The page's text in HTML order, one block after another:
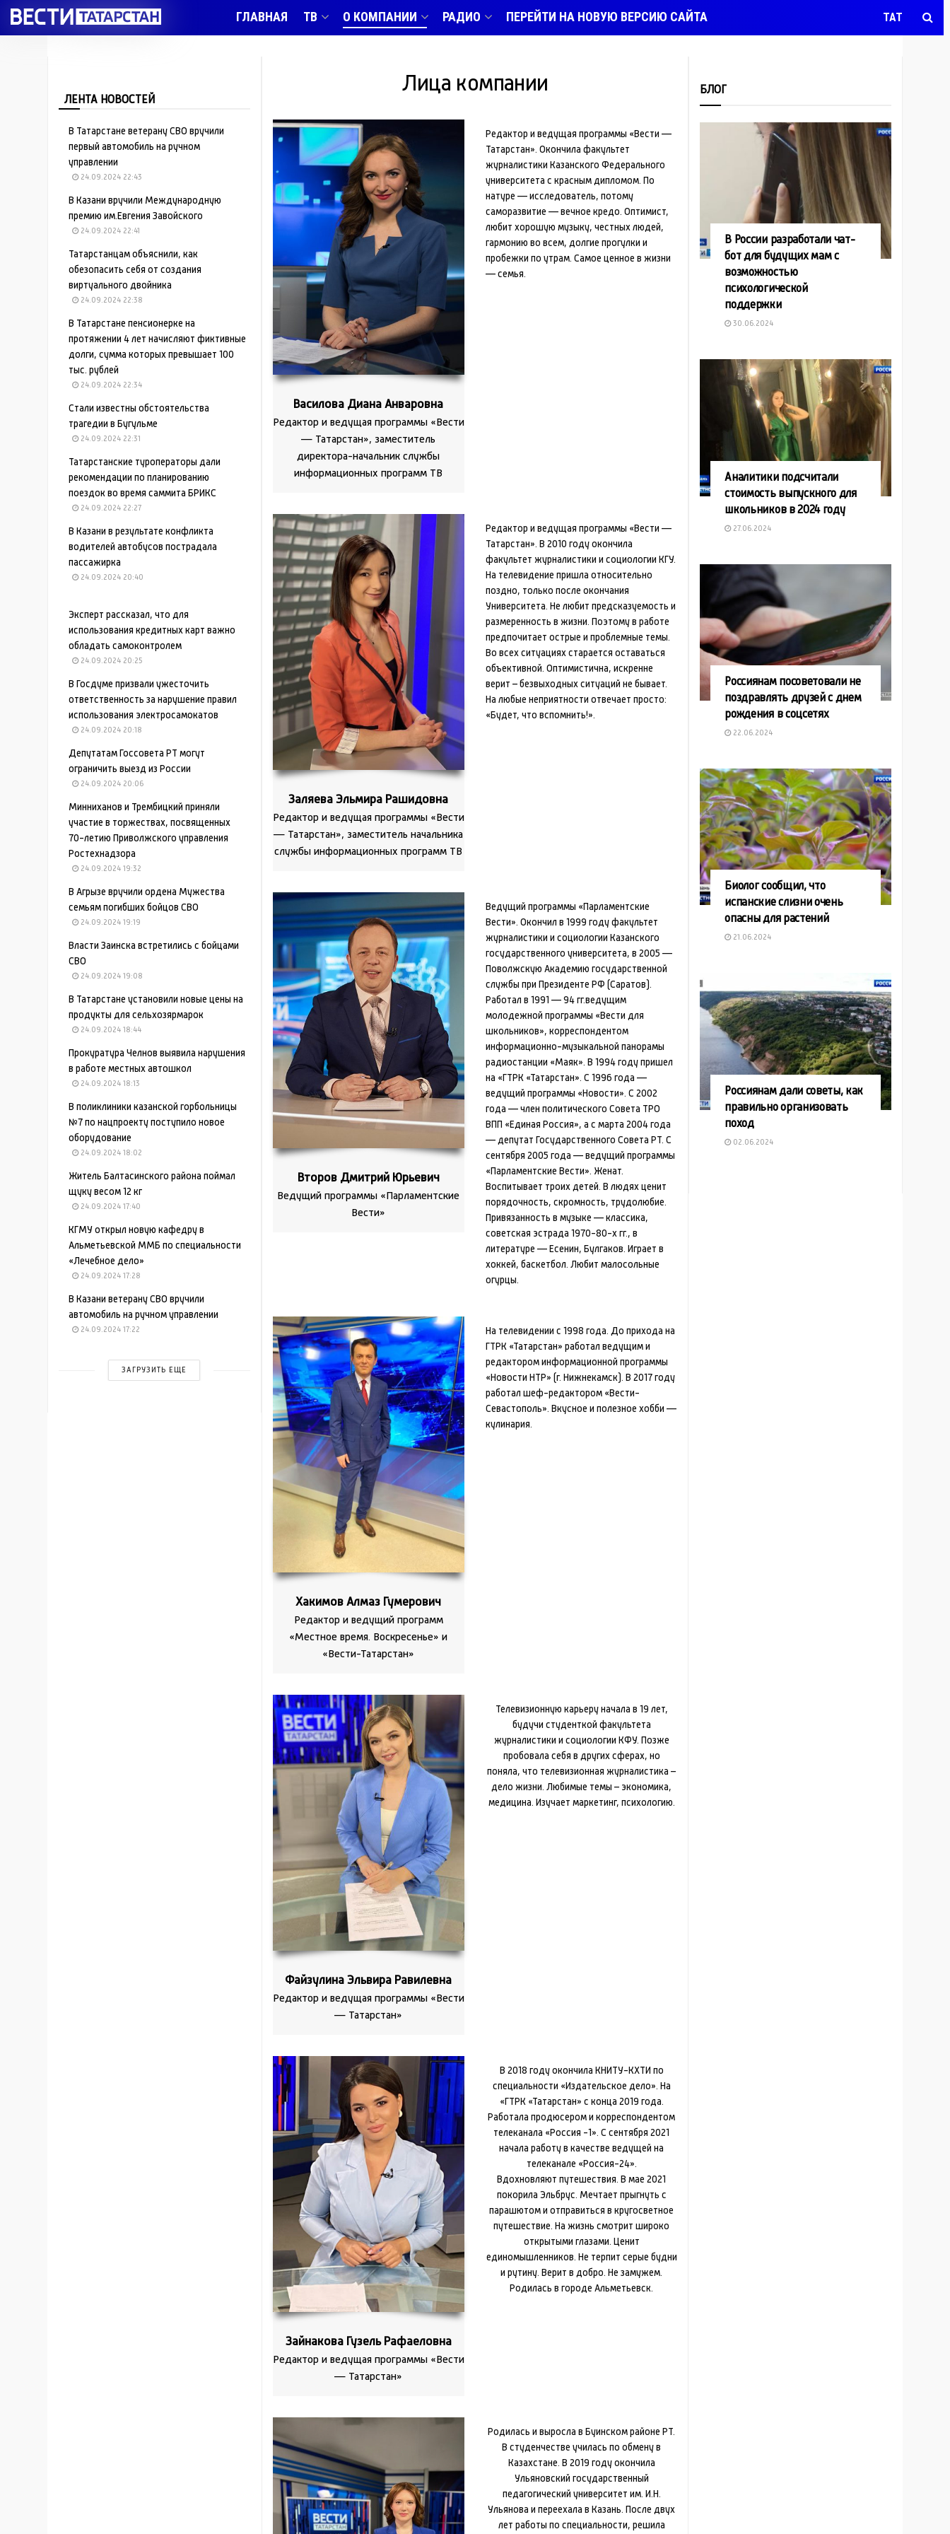
ГЛАВНАЯ ТВ О КОМПАНИИ РАДИО ПЕРЕЙТИ НА НОВУЮ ВЕРСИЮ САЙТА ТАТ
ЛЕНТА НОВОСТЕЙ
В Татарстане ветерану СВО вручили
первый автомобиль на ручном
управлении
24.09.2024 22:43
В Казани вручили Международную
премию им.Евгения Завойского
24.09.2024 22:41
Татарстанцам объяснили, как
обезопасить себя от создания
виртуального двойника
24.09.2024 22:38
В Татарстане пенсионерке на
протяжении 4 лет начисляют фиктивные
долги, сумма которых превышает 100
тыс. рублей
24.09.2024 22:34
Стали известны обстоятельства
трагедии в Бугульме
24.09.2024 22:31
Татарстанские туроператоры дали
рекомендации по планированию
поездок во время саммита БРИКС
24.09.2024 22:27
В Казани в результате конфликта
водителей автобусов пострадала
пассажирка
24.09.2024 20:40
Эксперт рассказал, что для
использования кредитных карт важно
обладать самоконтролем
24.09.2024 20:25
В Госдуме призвали ужесточить
ответственность за нарушение правил
использования электросамокатов
24.09.2024 20:18
Депутатам Госсовета РТ могут
ограничить выезд из России
24.09.2024 20:06
Минниханов и Трембицкий приняли
участие в торжествах, посвященных
70-летию Приволжского управления
Ростехнадзора
24.09.2024 19:32
В Агрызе вручили ордена Мужества
семьям погибших бойцов СВО
24.09.2024 19:19
Власти Заинска встретились с бойцами
СВО
24.09.2024 19:08
В Татарстане установили новые цены на
продукты для сельхозярмарок
24.09.2024 18:44
Прокуратура Челнов выявила нарушения
в работе местных автошкол
24.09.2024 18:13
В поликлиники казанской горбольницы
№7 по нацпроекту поступило новое
оборудование
24.09.2024 18:02
Житель Балтасинского района поймал
щуку весом 12 кг
24.09.2024 17:40
КГМУ открыл новую кафедру в
Альметьевской ММБ по специальности
«Лечебное дело»
24.09.2024 17:28
В Казани ветерану СВО вручили
автомобиль на ручном управлении
24.09.2024 17:22
ЗАГРУЗИТЬ ЕЩЕ
Лица компании
Василова Диана Анваровна
Редактор и ведущая программы «Вести
— Татарстан», заместитель
директора-начальник службы
информационных программ ТВ
Редактор и ведущая программы «Вести —
Татарстан». Окончила факультет
журналистики Казанского Федерального
университета с красным дипломом. По
натуре — исследователь, потому
саморазвитие — вечное кредо. Оптимист,
любит хорошую музыку, честных людей,
гармонию во всем, долгие прогулки и
пробежки по утрам. Самое ценное в жизни
— семья.
Заляева Эльмира Рашидовна
Редактор и ведущая программы «Вести
— Татарстан», заместитель начальника
службы информационных программ ТВ
Редактор и ведущая программы «Вести —
Татарстан». В 2010 году окончила
факультет журналистики и социологии КГУ.
На телевидение пришла относительно
поздно, только после окончания
Университета. Не любит предсказуемость и
размеренность в жизни. Поэтому в работе
предпочитает острые и проблемные темы.
Во всех ситуациях старается оставаться
объективной. Оптимистична, искренне
верит – безвыходных ситуаций не бывает.
На любые неприятности отвечает просто:
«Будет, что вспомнить!».
Второв Дмитрий Юрьевич
Ведущий программы «Парламентские
Вести»
Ведущий программы «Парламентские
Вести». Окончил в 1999 году факультет
журналистики и социологии Казанского
государственного университета, в 2005 —
Поволжскую Академию государственной
службы при Президенте РФ (Саратов).
Работал в 1991 — 94 гг.ведущим
молодежной программы «Вести для
школьников», корреспондентом
информационно-музыкальной панорамы
радиостанции «Маяк». В 1994 году пришел
на «ГТРК «Татарстан». С 1996 года —
ведущий программы «Новости». С 2002
года — член политического Совета ТРО
ВПП «Единая Россия», а с марта 2004 года
— депутат Государственного Совета РТ. С
сентября 2005 года — ведущий программы
«Парламентские Вести». Женат.
Воспитывает троих детей. В людях ценит
порядочность, скромность, трудолюбие.
Привязанность в музыке — классика,
советская эстрада 1970-80-х гг., в
литературе — Есенин, Булгаков. Играет в
хоккей, баскетбол. Любит малосольные
огурцы.
Хакимов Алмаз Гумерович
Редактор и ведущий программ
«Местное время. Воскресенье» и
«Вести-Татарстан»
На телевидении с 1998 года. До прихода на
ГТРК «Татарстан» работал ведущим и
редактором информационной программы
«Новости НТР» (г. Нижнекамск). В 2017 году
работал шеф-редактором «Вести-
Севастополь». Вкусное и полезное хобби —
кулинария.
Файзулина Эльвира Равилевна
Редактор и ведущая программы «Вести
— Татарстан»
Телевизионную карьеру начала в 19 лет,
будучи студенткой факультета
журналистики и социологии КФУ. Позже
пробовала себя в других сферах, но
поняла, что телевизионная журналистика –
дело жизни. Любимые темы – экономика,
медицина. Изучает маркетинг, психологию.
Зайнакова Гузель Рафаеловна
Редактор и ведущая программы «Вести
— Татарстан»
В 2018 году окончила КНИТУ-КХТИ по
специальности «Издательское дело». На
«ГТРК «Татарстан» с конца 2019 года.
Работала продюсером и корреспондентом
телеканала «Россия -1». С сентября 2021
начала работу в качестве ведущей на
телеканале «Россия-24».
Вдохновляют путешествия. В мае 2021
покорила Эльбрус. Мечтает прыгнуть с
парашютом и отправиться в кругосветное
путешествие. На жизнь смотрит широко
открытыми глазами. Ценит
единомышленников. Не терпит серые будни
и рутину. Верит в добро. Не замужем.
Родилась в городе Альметьевск.
Родилась и выросла в Буинском районе РТ.
В студенчестве училась по обмену в
Казахстане. В 2019 году окончила
Ульяновский государственный
педагогический университет им. И.Н.
Ульянова и переехала в Казань. После двух
лет работы по специальности, решила
БЛОГ
В России разработали чат-
бот для будущих мам с
возможностью
психологической
поддержки
30.06.2024
Аналитики подсчитали
стоимость выпускного для
школьников в 2024 году
27.06.2024
Россиянам посоветовали не
поздравлять друзей с днем
рождения в соцсетях
22.06.2024
Биолог сообщил, что
испанские слизни очень
опасны для растений
21.06.2024
Россиянам дали советы, как
правильно организовать
поход
02.06.2024